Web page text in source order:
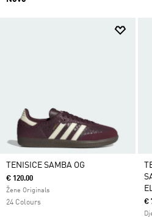
TENISICE SAMBA OG
€ 120.00
Žene Originals
24 Colours €